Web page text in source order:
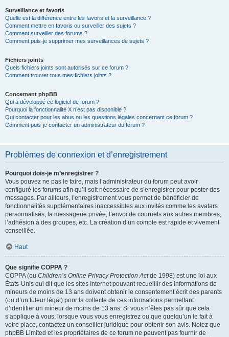
Surveillance et favoris
Quelle est la différence entre les favoris et la surveillance ?
Comment mettre en favoris ou surveiller des sujets ?
Comment surveiller des forums ?
Comment puis-je supprimer mes surveillances de sujets ?
Fichiers joints
Quels fichiers joints sont autorisés sur ce forum ?
Comment trouver tous mes fichiers joints ?
Concernant phpBB
Qui a développé ce logiciel de forum ?
Pourquoi la fonctionnalité X n’est pas disponible ?
Qui contacter pour les abus ou les questions légales concernant ce forum ?
Comment puis-je contacter un administrateur du forum ?
Problèmes de connexion et d’enregistrement
Pourquoi dois-je m’enregistrer ?
Vous pouvez ne pas le faire, mais l’administrateur du forum peut avoir
configuré les forums afin qu’il soit nécessaire de s’enregistrer pour poster des
messages. Par ailleurs, l’enregistrement vous permet de bénéficier de
fonctionnalités supplémentaires inaccessibles aux invités comme les avatars
personnalisés, la messagerie privée, l’envoi de courriels aux autres membres,
l’adhésion à des groupes, etc. La création d’un compte est rapide et vivement
conseillée.
Haut
Que signifie COPPA ?
COPPA (ou Children’s Online Privacy Protection Actde 1998) est une loi aux
États-Unis qui dit que les sites Internet pouvant recueillir des informations de
mineurs de moins de 13 ans doivent obtenir le consentement écrit des parents
(ou d’un tuteur légal) pour la collecte de ces informations permettant
d’identifier un mineur de moins de 13 ans. Si vous n’êtes pas sûr que cela
s’applique à vous, lorsque vous vous enregistrez ou que quelqu’un le fait à
votre place, contactez un conseiller juridique pour obtenir son avis. Notez que
phpBB Limited et les propriétaires de ce forum ne peuvent pas fournir de